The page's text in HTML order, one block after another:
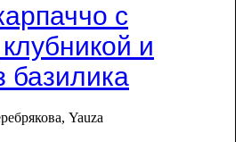
с
и
базилика
Yauza